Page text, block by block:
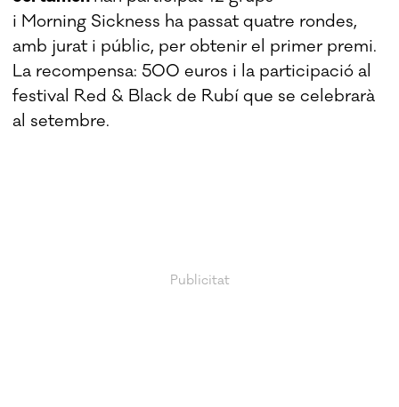
i Morning Sickness ha passat quatre rondes,
amb jurat i públic, per obtenir el primer premi.
La recompensa: 500 euros i la participació al
festival Red & Black de Rubí que se celebrarà
al setembre.